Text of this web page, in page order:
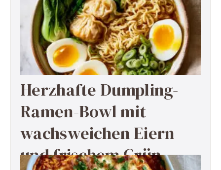
Herzhafte Dumpling-
Ramen-Bowl mit
wachsweichen Eiern
und frischem Grün